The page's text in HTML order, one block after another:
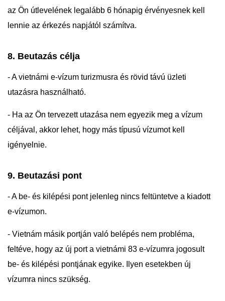
az Ön útlevelének legalább 6 hónapig érvényesnek kell
lennie az érkezés napjától számítva.
8. Beutazás célja
- A vietnámi e-vízum turizmusra és rövid távú üzleti
utazásra használható.
- Ha az Ön tervezett utazása nem egyezik meg a vízum
céljával, akkor lehet, hogy más típusú vízumot kell
igényelnie.
9. Beutazási pont
- A be- és kilépési pont jelenleg nincs feltüntetve a kiadott
e-vízumon.
- Vietnám másik portján való belépés nem probléma,
feltéve, hogy az új port a vietnámi 83 e-vízumra jogosult
be- és kilépési pontjának egyike. Ilyen esetekben új
vízumra nincs szükség.